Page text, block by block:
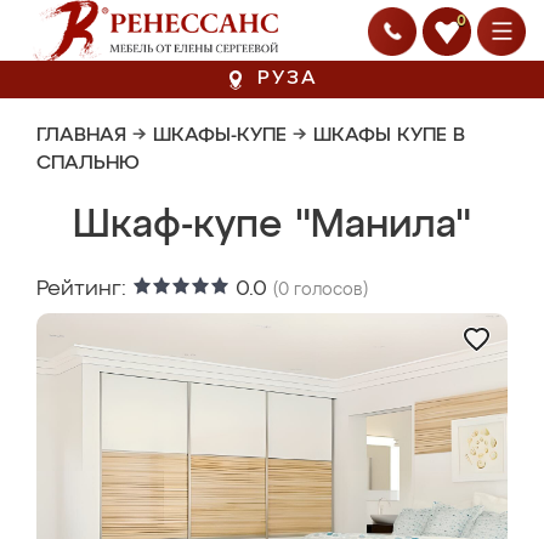
0
РУЗА
ГЛАВНАЯ → ШКАФЫ-КУПЕ → ШКАФЫ КУПЕ В
СПАЛЬНЮ
Шкаф-купе "Манила"
Рейтинг: 0.0 (0 голосов)